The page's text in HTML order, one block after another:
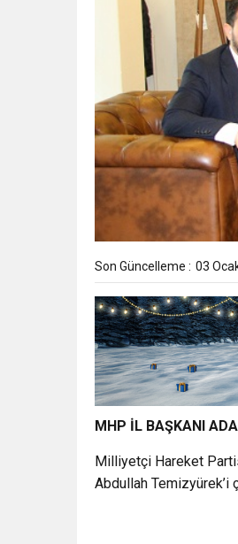
Son Güncelleme : 03
MHP İL BAŞKANI
Milliyetçi Hareket
Abdullah Temizyürek’i